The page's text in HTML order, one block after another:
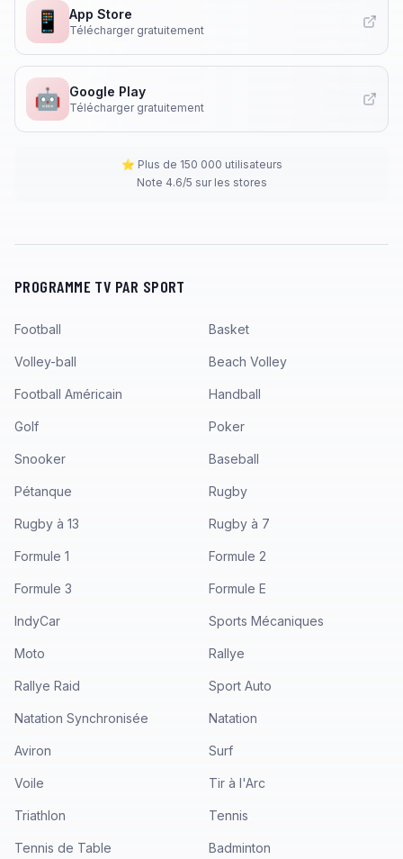
📱 App Store
Télécharger gratuitement
🤖 Google Play
Télécharger gratuitement
⭐ Plus de 150 000 utilisateurs
Note 4.6/5 sur les stores
PROGRAMME TV PAR SPORT
Football Basket
Volley-ball Beach Volley
Football Américain Handball
Golf Poker
Snooker Baseball
Pétanque Rugby
Rugby à 13 Rugby à 7
Formule 1 Formule 2
Formule 3 Formule E
IndyCar Sports Mécaniques
Moto Rallye
Rallye Raid Sport Auto
Natation Synchronisée Natation
Aviron Surf
Voile Tir à l'Arc
Triathlon Tennis
Tennis de Table Badminton